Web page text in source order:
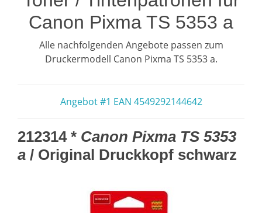
Canon Pixma TS 5353 a
Alle nachfolgenden Angebote passen zum
Druckermodell Canon Pixma TS 5353 a.
Angebot #1 EAN 4549292144642
212314 * Canon Pixma TS 5353
a / Original Druckkopf schwarz